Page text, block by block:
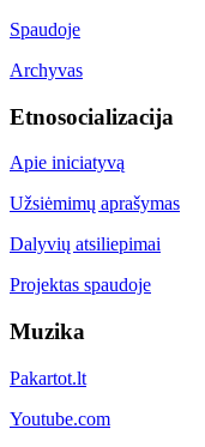
Spaudoje
Archyvas
Etnosocializacija
Apie iniciatyvą
Užsiėmimų aprašymas
Dalyvių atsiliepimai
Projektas spaudoje
Muzika
Pakartot.lt
Youtube.com